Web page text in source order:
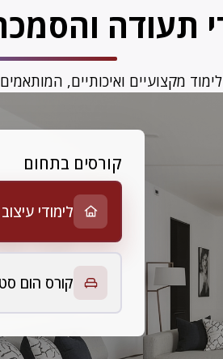
תעודה
מקצועיים ואיכותיים,
קורסים בתחום
לימודי
קורס הום